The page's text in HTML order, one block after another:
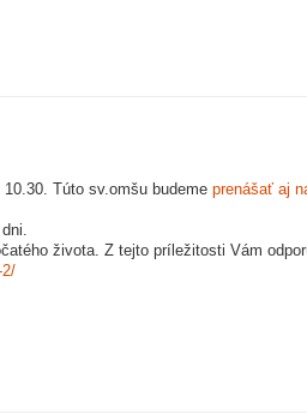
Túto sv.omšu budemeprenášať aj
života. Z tejto príležitosti Vám